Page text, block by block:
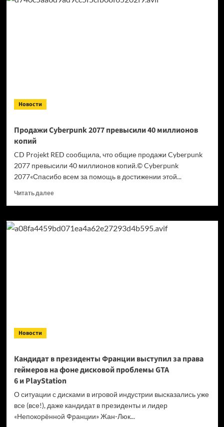
Новости
Продажи Cyberpunk 2077 превысили 40 миллионов
копий
CD Projekt RED сообщила, что общие продажи Cyberpunk
2077 превысили 40 миллионов копий.© Cyberpunk
2077«Спасибо всем за помощь в достижении этой...
Читать далееПрочитать
Продажи
Cyberpunk
Новости
Кандидат в президенты Франции выступил за права
геймеров на фоне дисковой проблемы GTA
6 и PlayStation
О ситуации с дисками в игровой индустрии высказались уже
все (все!), даже кандидат в президенты и лидер
«Непокорённой Франции» Жан-Люк...